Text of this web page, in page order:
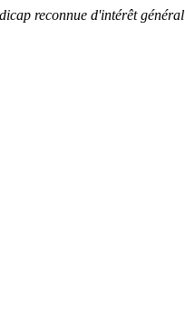
reconnue d'intérêt général